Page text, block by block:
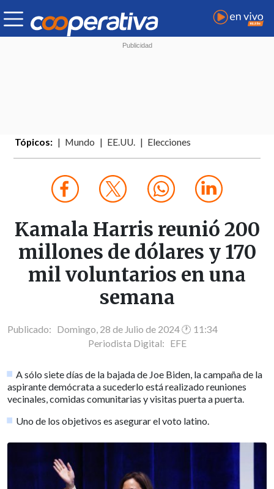
Tópicos: Mundo EE.UU. Elecciones
Kamala Harris reunió 200
millones de dólares y 170
mil voluntarios en una
semana
Publicado: Domingo, 28 de Julio de 2024 🕐 11:34
Periodista Digital: EFE
A sólo siete días de la bajada de Joe Biden, la campaña de la
aspirante demócrata a sucederlo está realizado reuniones
vecinales, comidas comunitarias y visitas puerta a puerta.
Uno de los objetivos es asegurar el voto latino.